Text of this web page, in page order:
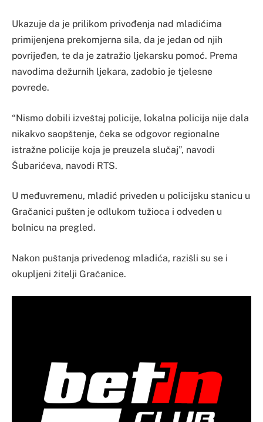
Ukazuje da je prilikom privođenja nad mladićima
primijenjena prekomjerna sila, da je jedan od njih
povrijeđen, te da je zatražio ljekarsku pomoć. Prema
navodima dežurnih ljekara, zadobio je tjelesne
povrede.
“Nismo dobili izveštaj policije, lokalna policija nije dala
nikakvo saopštenje, čeka se odgovor regionalne
istražne policije koja je preuzela slučaj”, navodi
Šubarićeva, navodi RTS.
U međuvremenu, mladić priveden u policijsku stanicu u
Gračanici pušten je odlukom tužioca i odveden u
bolnicu na pregled.
Nakon puštanja privedenog mladića, razišli su se i
okupljeni žitelji Gračanice.